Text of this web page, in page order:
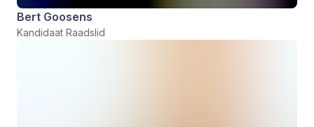
Bert Goosens
Kandidaat Raadslid